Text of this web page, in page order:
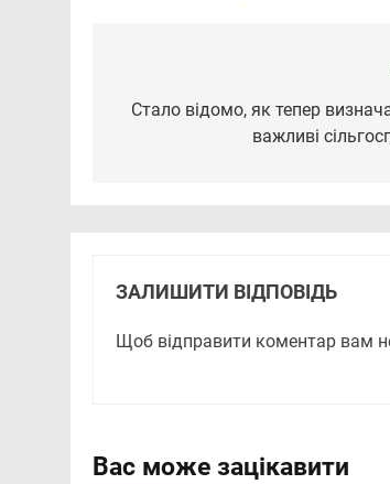
записів
Стало відомо, як тепер
важливі
ЗАЛИШИТИ ВІДПОВІДЬ
Щоб відправити коментар вам
Вас може зацікавити